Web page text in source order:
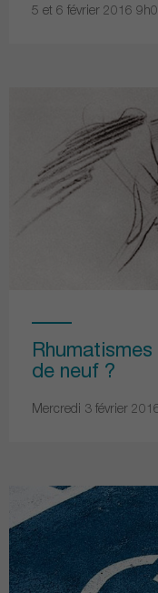
5 et 6 février 2016
de neuf ?
Mercredi 3 février